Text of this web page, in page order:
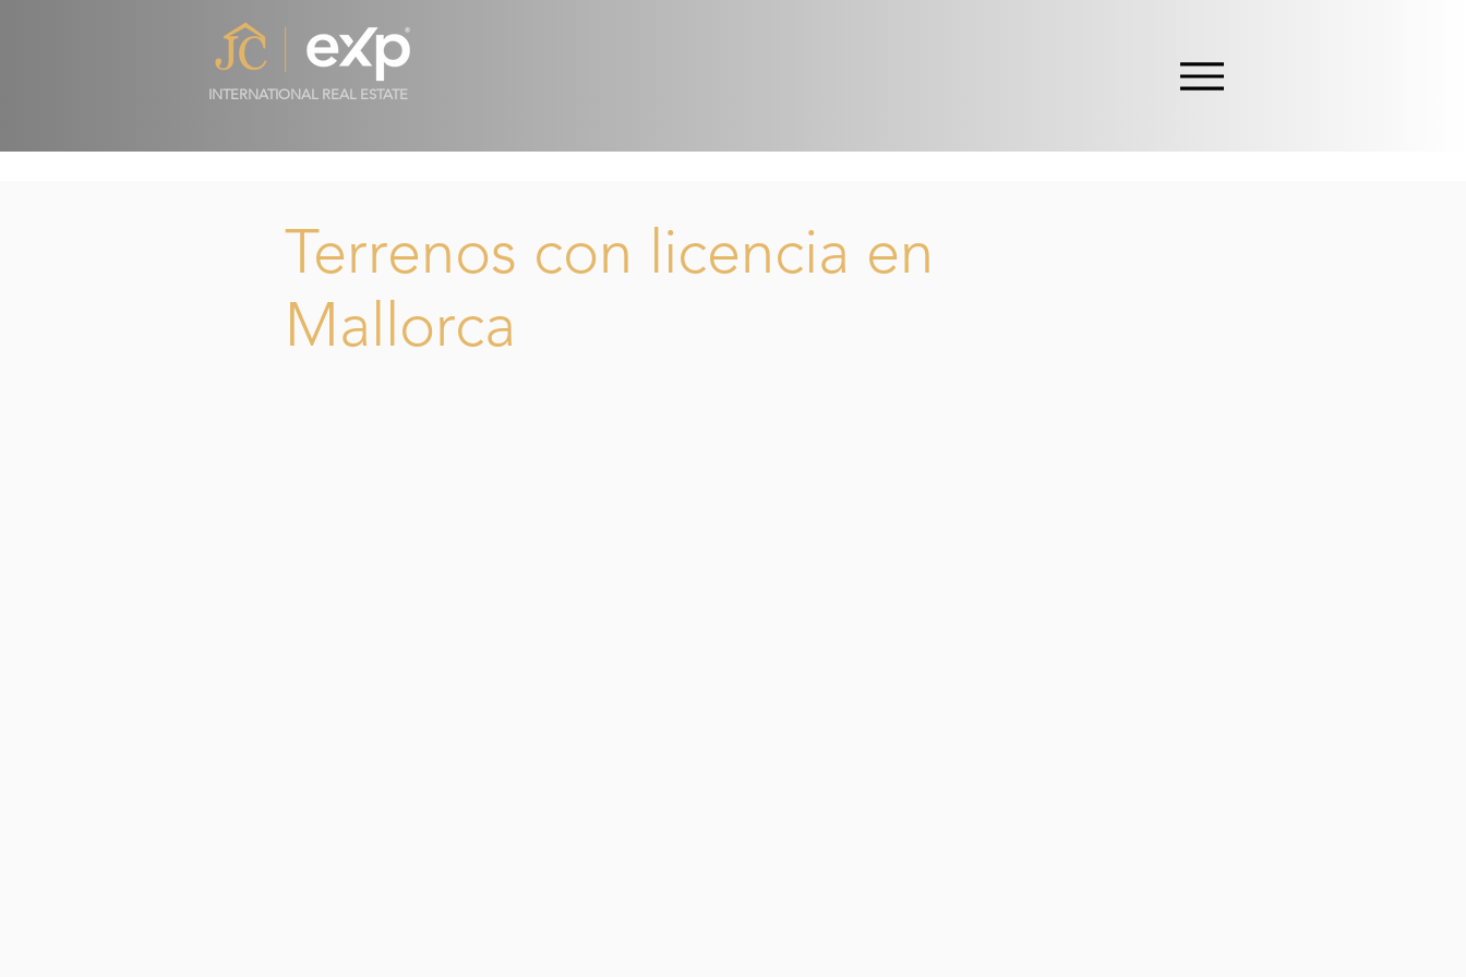
INTERNATIONAL REAL ESTATE
Terrenos con licencia en
Mallorca